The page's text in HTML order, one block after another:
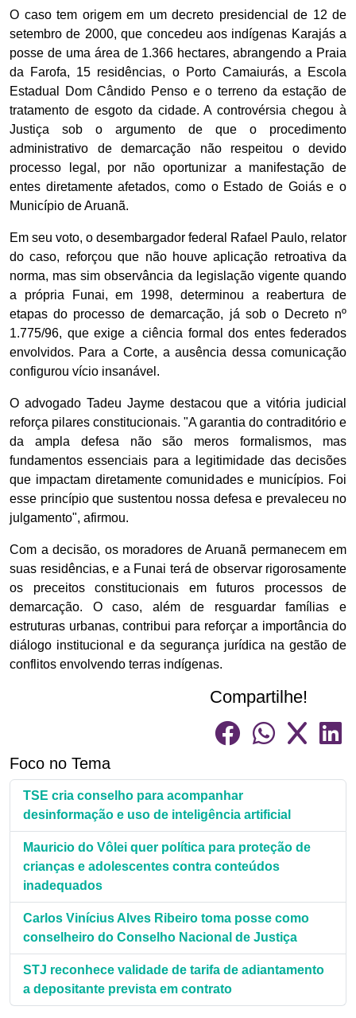
O caso tem origem em um decreto presidencial de 12 de
setembro de 2000, que concedeu aos indígenas Karajás a
posse de uma área de 1.366 hectares, abrangendo a Praia
da Farofa, 15 residências, o Porto Camaiurás, a Escola
Estadual Dom Cândido Penso e o terreno da estação de
tratamento de esgoto da cidade. A controvérsia chegou à
Justiça sob o argumento de que o procedimento
administrativo de demarcação não respeitou o devido
processo legal, por não oportunizar a manifestação de
entes diretamente afetados, como o Estado de Goiás e o
Município de Aruanã.
Em seu voto, o desembargador federal Rafael Paulo, relator
do caso, reforçou que não houve aplicação retroativa da
norma, mas sim observância da legislação vigente quando
a própria Funai, em 1998, determinou a reabertura de
etapas do processo de demarcação, já sob o Decreto nº
1.775/96, que exige a ciência formal dos entes federados
envolvidos. Para a Corte, a ausência dessa comunicação
configurou vício insanável.
O advogado Tadeu Jayme destacou que a vitória judicial
reforça pilares constitucionais. "A garantia do contraditório e
da ampla defesa não são meros formalismos, mas
fundamentos essenciais para a legitimidade das decisões
que impactam diretamente comunidades e municípios. Foi
esse princípio que sustentou nossa defesa e prevaleceu no
julgamento", afirmou.
Com a decisão, os moradores de Aruanã permanecem em
suas residências, e a Funai terá de observar rigorosamente
os preceitos constitucionais em futuros processos de
demarcação. O caso, além de resguardar famílias e
estruturas urbanas, contribui para reforçar a importância do
diálogo institucional e da segurança jurídica na gestão de
conflitos envolvendo terras indígenas.
Compartilhe!
Foco no Tema
TSE cria conselho para acompanhar
desinformação e uso de inteligência artificial
Mauricio do Vôlei quer política para proteção de
crianças e adolescentes contra conteúdos
inadequados
Carlos Vinícius Alves Ribeiro toma posse como
conselheiro do Conselho Nacional de Justiça
STJ reconhece validade de tarifa de adiantamento
a depositante prevista em contrato